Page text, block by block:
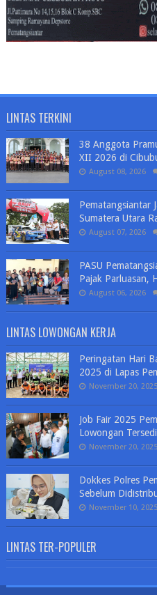
LINTAS TERKINI
38 Anggota
XII 2026 di
August 08, 2026
Pematangsiantar
Sumatera Utara
August 07, 2026
PASU
Pajak Parluasan,
August 06, 2026
LINTAS LOWONGAN KERJA
Peringatan Hari
2025 di Lapas
November 20, 2025
Job Fair 2025
Lowongan
November 20, 2025
Dokkes Polres
Sebelum
November 10, 2025
LINTAS TER-POPULER